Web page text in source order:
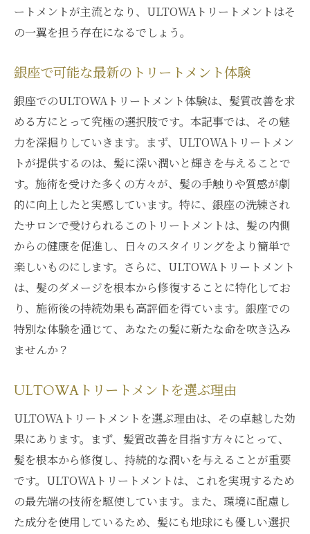
ートメントが主流となり、ULTOWAトリートメントはそ
の一翼を担う存在になるでしょう。
銀座で可能な最新のトリートメント体験
銀座でのULTOWAトリートメント体験は、髪質改善を求
める方にとって究極の選択肢です。本記事では、その魅
力を深掘りしていきます。まず、ULTOWAトリートメン
トが提供するのは、髪に深い潤いと輝きを与えることで
す。施術を受けた多くの方々が、髪の手触りや質感が劇
的に向上したと実感しています。特に、銀座の洗練され
たサロンで受けられるこのトリートメントは、髪の内側
からの健康を促進し、日々のスタイリングをより簡単で
楽しいものにします。さらに、ULTOWAトリートメント
は、髪のダメージを根本から修復することに特化してお
り、施術後の持続効果も高評価を得ています。銀座での
特別な体験を通じて、あなたの髪に新たな命を吹き込み
ませんか？
ULTOWAトリートメントを選ぶ理由
ULTOWAトリートメントを選ぶ理由は、その卓越した効
果にあります。まず、髪質改善を目指す方々にとって、
髪を根本から修復し、持続的な潤いを与えることが重要
です。ULTOWAトリートメントは、これを実現するため
の最先端の技術を駆使しています。また、環境に配慮し
た成分を使用しているため、髪にも地球にも優しい選択